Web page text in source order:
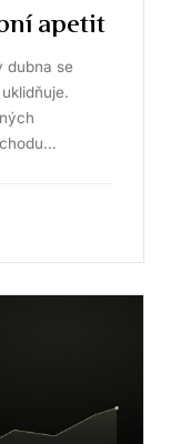
apetit
dubna se